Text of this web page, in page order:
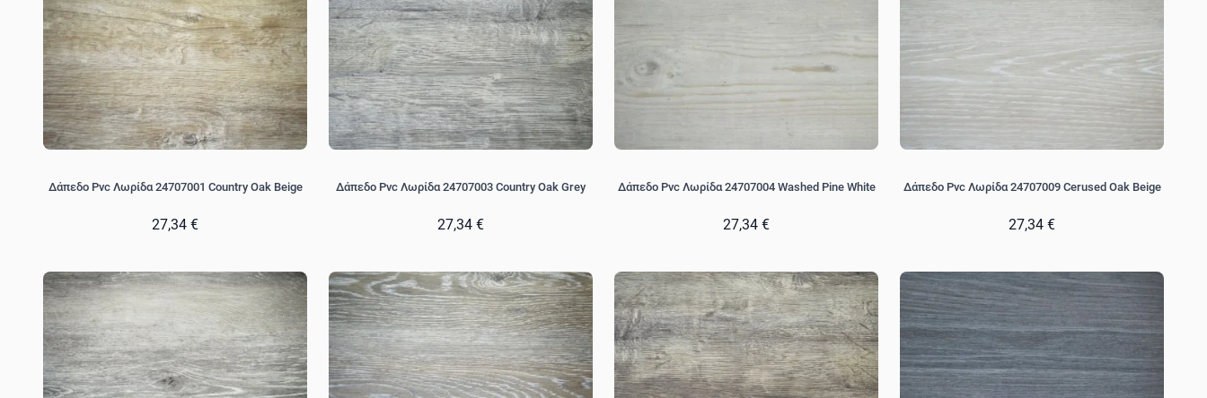
Δάπεδο Pvc Λωρίδα 24707001 Country Oak Beige
27,34 €
Δάπεδο Pvc Λωρίδα 24707003 Country Oak Grey
27,34 €
Δάπεδο Pvc Λωρίδα 24707004 Washed Pine White
27,34 €
Δάπεδο Pvc Λωρίδα 24707009 Cerused Oak Beige
27,34 €